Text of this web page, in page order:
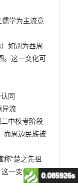
0.085926s